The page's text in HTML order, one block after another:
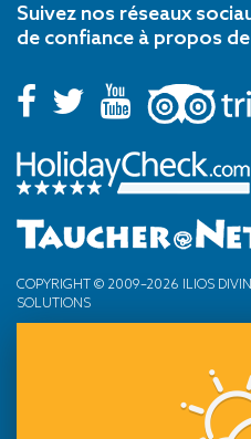
Suivez nos réseaux
de confiance à propos
COPYRIGHT © 2009–2026 ILIOS
SOLUTIONS